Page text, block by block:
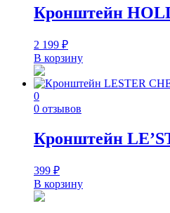
Кронштейн
2 199 ₽
В корзину
0
0 отзывов
Кронштейн
399 ₽
В корзину